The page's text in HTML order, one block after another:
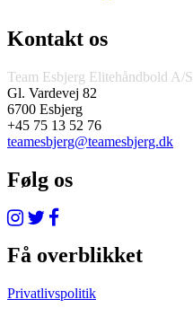
Kontakt os
Team Esbjerg Elitehåndbold A/S
Gl. Vardevej 82
6700 Esbjerg
+45 75 13 52 76
teamesbjerg@teamesbjerg.dk
Følg os
Få overblikket
Privatlivspolitik